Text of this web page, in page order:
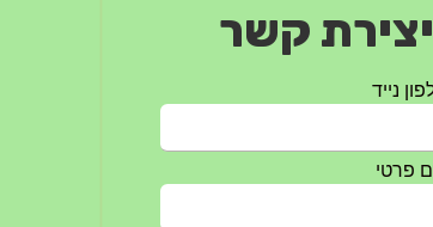
יצירת קשר